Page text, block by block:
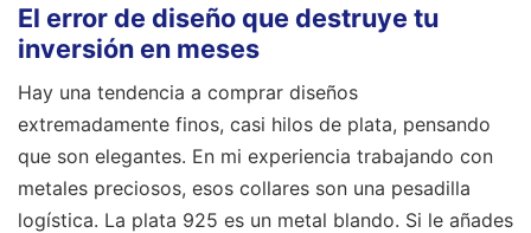
El error de diseño que destruye tu
inversión en meses
Hay una tendencia a comprar diseños
extremadamente finos, casi hilos de plata, pensando
que son elegantes. En mi experiencia trabajando con
metales preciosos, esos collares son una pesadilla
logística. La plata 925 es un metal blando. Si le añades